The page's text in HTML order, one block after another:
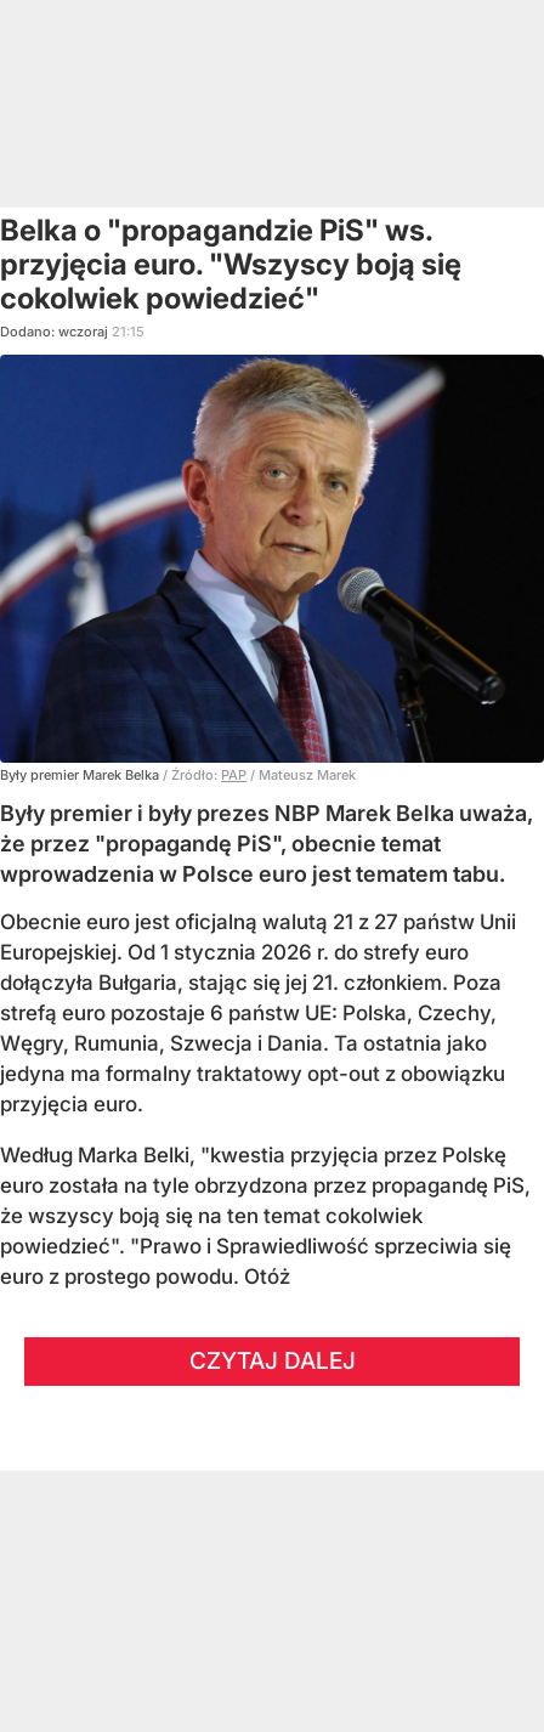
Belka o "propagandzie PiS" ws.
przyjęcia euro. "Wszyscy boją się
cokolwiek powiedzieć"
Dodano: wczoraj 21:15
Były premier Marek Belka / Źródło: PAP / Mateusz Marek
Były premier i były prezes NBP Marek Belka uważa,
że przez "propagandę PiS", obecnie temat
wprowadzenia w Polsce euro jest tematem tabu.
Obecnie euro jest oficjalną walutą 21 z 27 państw Unii
Europejskiej. Od 1 stycznia 2026 r. do strefy euro
dołączyła Bułgaria, stając się jej 21. członkiem. Poza
strefą euro pozostaje 6 państw UE: Polska, Czechy,
Węgry, Rumunia, Szwecja i Dania. Ta ostatnia jako
jedyna ma formalny traktatowy opt-out z obowiązku
przyjęcia euro.
Według Marka Belki, "kwestia przyjęcia przez Polskę
euro została na tyle obrzydzona przez propagandę PiS,
że wszyscy boją się na ten temat cokolwiek
powiedzieć". "Prawo i Sprawiedliwość sprzeciwia się
euro z prostego powodu. Otóż
CZYTAJ DALEJ